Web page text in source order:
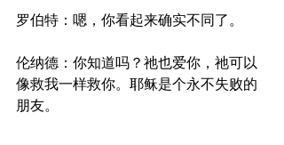
罗伯特：嗯，你看起来确实不同了。
伦纳德：你知道吗？祂也爱你，祂可以
像救我一样救你。耶稣是个永不失败的
朋友。